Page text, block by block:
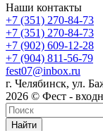
Наши контакты
+7 (351) 270-84-73
+7 (351) 270-84-73
+7 (902) 609-12-28
+7 (904) 811-56-79
fest07@inbox.ru
г. Челябинск, ул.
2026 © Фест -
Найти